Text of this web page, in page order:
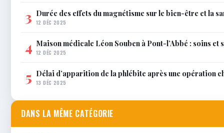
3 Durée des effets du magnétisme sur le bien-être et la
12 DÉC 2025
4 Maison médicale Léon Souben à Pont-l’Abbé : soins et
12 DÉC 2025
5 Délai d’apparition de la phlébite après une opération
13 DÉC 2025
DANS LA MÊME CATÉGORIE